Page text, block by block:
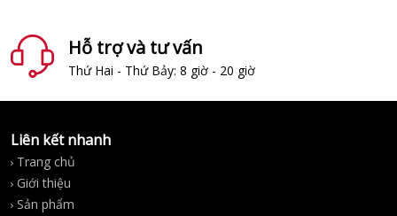
Hỗ trợ và tư vấn
Thứ Hai - Thứ Bảy: 8 giờ - 20 giờ
Liên kết nhanh
Trang chủ
Giới thiệu
Sản phẩm